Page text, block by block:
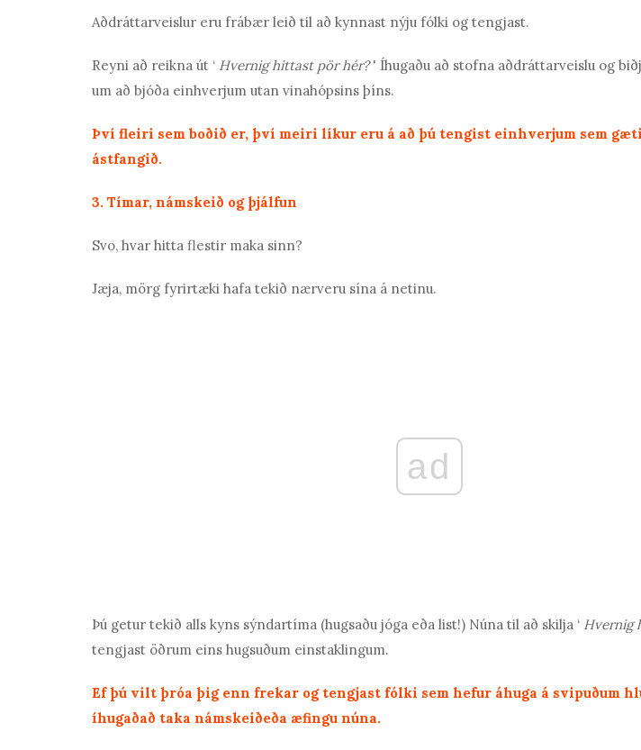
Aðdráttarveislur eru frábær leið til að kynnast nýju fólki og tengjast.
Reyni að reikna út ‘ Hvernig hittast pör hér? ' Íhugaðu að stofna aðdráttarveislu og
um að bjóða einhverjum utan vinahópsins þíns.
Því fleiri sem boðið er, því meiri líkur eru á að þú tengist einhverjum sem
ástfangið.
3. Tímar, námskeið og þjálfun
Svo, hvar hitta flestir maka sinn?
Jæja, mörg fyrirtæki hafa tekið nærveru sína á netinu.
ad
Þú getur tekið alls kyns sýndartíma (hugsaðu jóga eða list!) Núna til að skilja ‘ Hvernig
tengjast öðrum eins hugsuðum einstaklingum.
Ef þú vilt þróa þig enn frekar og tengjast fólki sem hefur áhuga á svipuðum
íhugaðað taka námskeiðeða æfingu núna.